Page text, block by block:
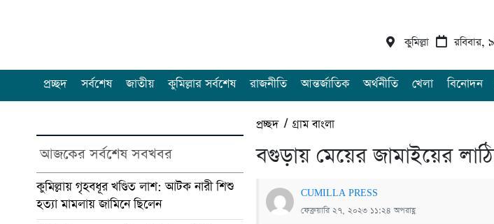
কুমিল্লা রবিবার,
প্রচ্ছদ সর্বশেষ জাতীয় কুমিল্লার সর্বশেষ রাজনীতি আন্তর্জাতিক অর্থনীতি খেলা বিনোদন
আজকের সর্বশেষ সবখবর
কুমিল্লায় গৃহবধূর খণ্ডিত লাশ: আটক নারী শিশু
হত্যা মামলায় জামিনে ছিলেন
প্রচ্ছদ/গ্রাম বাংলা
বগুড়ায় মেয়ের জামাইয়ের
CUMILLA PRESS
ফেব্রুয়ারি ২৭, ২০২৩ ১১:২৪ অপরাহ্ণ